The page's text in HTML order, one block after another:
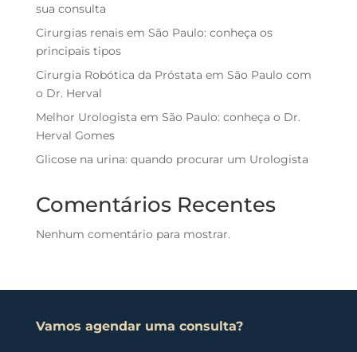
sua consulta
Cirurgias renais em São Paulo: conheça os
principais tipos
Cirurgia Robótica da Próstata em São Paulo com
o Dr. Herval
Melhor Urologista em São Paulo: conheça o Dr.
Herval Gomes
Glicose na urina: quando procurar um Urologista
Comentários Recentes
Nenhum comentário para mostrar.
Vamos agendar uma consulta?